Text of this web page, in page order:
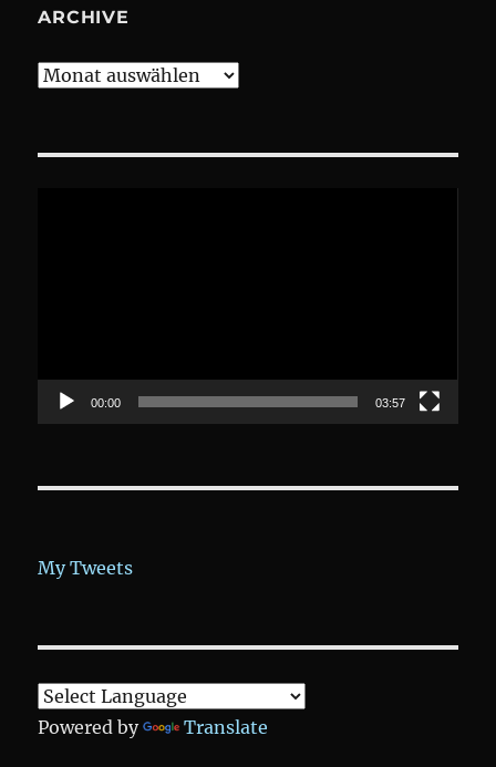
ARCHIVE
Archive
00:00 03:57
My Tweets
Powered by Translate